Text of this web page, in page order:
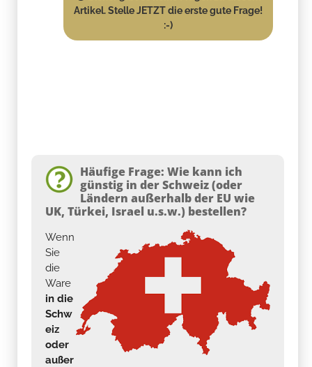
Artikel. Stelle JETZT die erste gute Frage!
:-)
Häufige Frage: Wie kann ich
günstig in der Schweiz (oder
Ländern außerhalb der EU wie
UK, Türkei, Israel u.s.w.) bestellen?
Wenn
Sie
die
Ware
in die
Schw
eiz
oder
außer